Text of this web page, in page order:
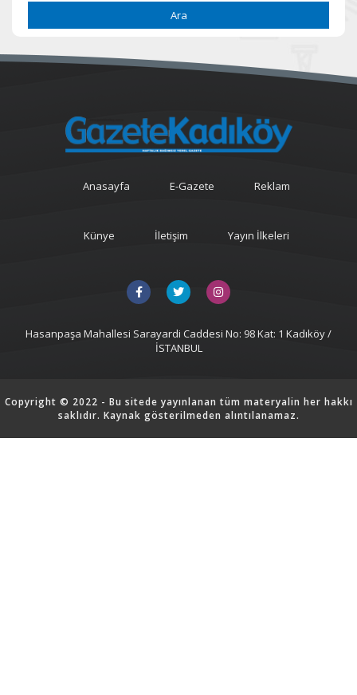
Ara
Anasayfa E-Gazete Reklam
Künye İletişim Yayın İlkeleri
Hasanpaşa Mahallesi Sarayardi Caddesi No: 98 Kat: 1 Kadıköy /
İSTANBUL
Copyright © 2022 - Bu sitede yayınlanan tüm materyalin her hakkı
saklıdır. Kaynak gösterilmeden alıntılanamaz.